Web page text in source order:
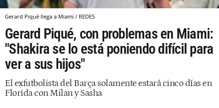
Gerard Piqué llega a Miami / REDES
Gerard Piqué, con problemas en Miami:
"Shakira se lo está poniendo difícil para
ver a sus hijos"
El exfutbolista del Barça solamente estará cinco días en
Florida con Milan y Sasha